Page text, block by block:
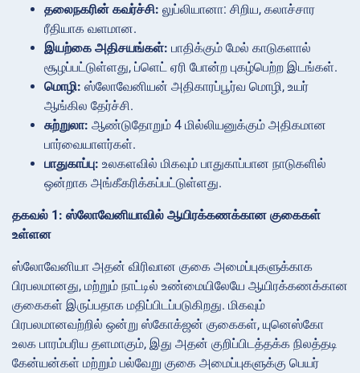
தலைநகரின் கவர்ச்சி: லுப்லியானா: சிறிய, கலாச்சார
ரீதியாக வளமான.
இயற்கை அதிசயங்கள்: பாதிக்கும் மேல் காடுகளால்
சூழப்பட்டுள்ளது, ப்ளெட் ஏரி போன்ற புகழ்பெற்ற இடங்கள்.
மொழி: ஸ்லோவேனியன் அதிகாரப்பூர்வ மொழி, உயர்
ஆங்கில தேர்ச்சி.
சுற்றுலா: ஆண்டுதோறும் 4 மில்லியனுக்கும் அதிகமான
பார்வையாளர்கள்.
பாதுகாப்பு: உலகளவில் மிகவும் பாதுகாப்பான நாடுகளில்
ஒன்றாக அங்கீகரிக்கப்பட்டுள்ளது.
தகவல் 1: ஸ்லோவேனியாவில் ஆயிரக்கணக்கான குகைகள்
உள்ளன
ஸ்லோவேனியா அதன் விரிவான குகை அமைப்புகளுக்காக
பிரபலமானது, மற்றும் நாட்டில் உண்மையிலேயே ஆயிரக்கணக்கான
குகைகள் இருப்பதாக மதிப்பிடப்படுகிறது. மிகவும்
பிரபலமானவற்றில் ஒன்று ஸ்கோக்ஜன் குகைகள், யுனெஸ்கோ
உலக பாரம்பரிய தளமாகும், இது அதன் குறிப்பிடத்தக்க நிலத்தடி
கேன்யன்கள் மற்றும் பல்வேறு குகை அமைப்புகளுக்கு பெயர்